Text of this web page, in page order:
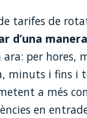
tarifes de
d’una
ara: per hores,
minuts i fins i
a més
en